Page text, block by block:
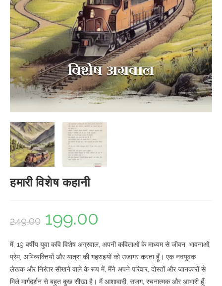
हमारी विशेष कहानी
249.00
Original
was:
199.00
is:
₹199.00.
मैं, 19 वर्षीय युवा कवि विशेष अग्रवाल, अपनी कविताओं के माध्यम से जीवन, भावनाओं,
प्रेम, अभिव्यक्तियों और यात्रा की गहराइयों को उजागर करता हूँ। एक नवयुवक
लेखक और निरंतर सीखने वाले के रूप में, मैंने अपने परिवार, दोस्तों और जानकारों से
मिले मार्गदर्शन से बहुत कुछ सीखा है। मैं आशावादी, सजग, रचनात्मक और आभारी हूँ,